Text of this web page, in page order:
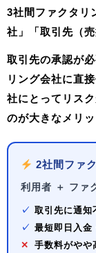
3社間ファクタリ
社」「取引先（
取引先の承認が
リング会社に直
社にとってリスク
のが大きなメリッ
2社間ファ
利用者 ＋ ファ
✓ 取引先に通知
✓ 最短即日入金
✕
手数料がやや